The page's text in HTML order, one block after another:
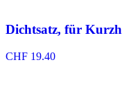
Dichtsatz, für
CHF 19.40